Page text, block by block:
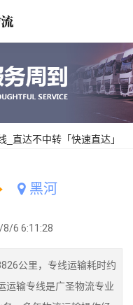
_直达不中转「快速直达」
黑河
6 6:11:28
公里，专线运输耗时约
运输专线是广圣物流专业